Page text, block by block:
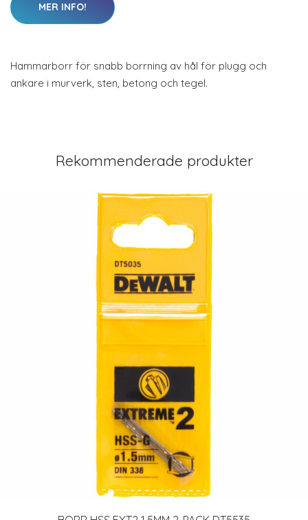
MER INFO!
Hammarborr för snabb borrning av hål för plugg och
ankare i murverk, sten, betong och tegel.
Rekommenderade produkter